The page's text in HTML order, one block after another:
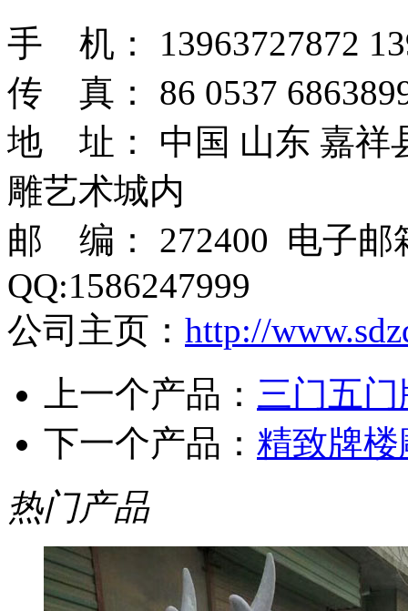
手 机： 13963727872
传 真： 86 0537
地 址： 中国 山东 嘉祥
雕艺术城内
邮 编： 272400 电子邮
QQ:1586247999
公司主页： http://
上一个产品： 三门五
下一个产品： 精致牌楼
热门产品